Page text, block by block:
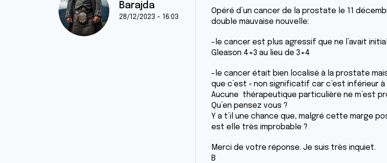
Barajda
28/12/2023 - 16:03
Opéré d’un cancer de la prostate le 11
double mauvaise nouvelle:
-le cancer est plus agressif que ne l’avait
Gleason 4+3 au lieu de 3+4
-le cancer était bien localisé à la prostate
que c’est « non significatif car c’est inférieur à
Aucune thérapeutique particulière ne m’est
Qu’en pensez vous ?
Y a t’il une chance que, malgré cette marge
est elle très improbable ?
Merci de votre réponse. Je suis très inquiet.
B